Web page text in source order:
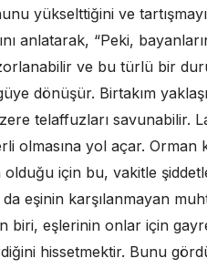
yükselttiğini ve
anlatarak, “Peki,
ve bu türlü bir
dönüşür. Birtakım
telaffuzları savunabilir.
olmasına yol açar.
için bu, vakitle
eşinin karşılanmayan
eşlerinin onlar için
hissetmektir. Bunu